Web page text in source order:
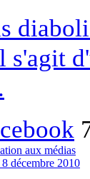
aux médias
8 décembre 2010